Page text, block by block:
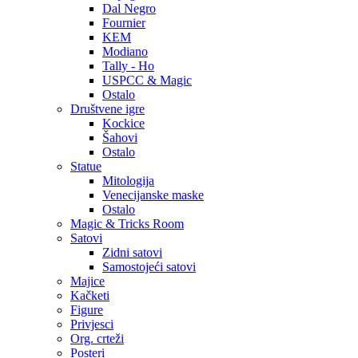
Dal Negro
Fournier
KEM
Modiano
Tally - Ho
USPCC & Magic
Ostalo
Društvene igre
Kockice
Šahovi
Ostalo
Statue
Mitologija
Venecijanske maske
Ostalo
Magic & Tricks Room
Satovi
Zidni satovi
Samostojeći satovi
Majice
Kačketi
Figure
Privjesci
Org. crteži
Posteri